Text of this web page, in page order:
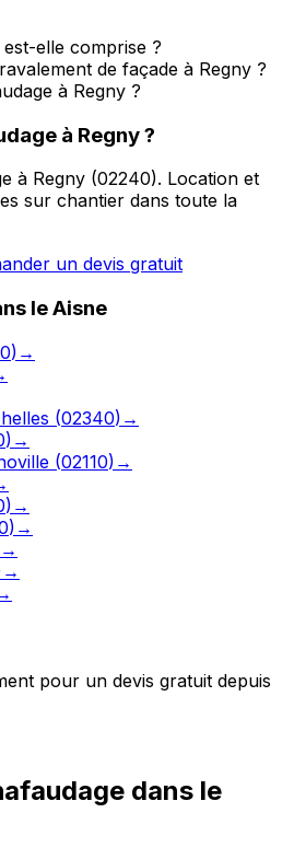
elle comprise ?
de façade à Regny ?
à Regny ?
à Regny?
à Regny (02240). Location et
sur chantier dans toute la
un devis gratuit
leAisne
) →
(02340) →
) →
(02110) →
) →
) →
→
→
pour un devis gratuit depuis
dans le